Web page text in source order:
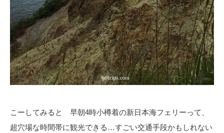
こーしてみると 早朝4時小樽着の新日本海フェリーって、
超穴場な時間帯に観光できる…すごい交通手段かもしれない